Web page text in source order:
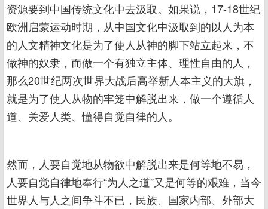
资源要到中国传统文化中去汲取。如果说，17-18世纪
欧洲启蒙运动时期，从中国文化中汲取到的以人为本
的人文精神文化是为了使人从神的脚下站立起来，不
做神的奴隶，而做一个有独立主体、理性自由的人，
那么20世纪两次世界大战后高举新人本主义的大旗，
就是为了使人从物的牢笼中解脱出来，做一个遵循人
道、关爱人类、懂得自觉自律的人。
然而，人要自觉地从物欲中解脱出来是何等地不易，
人要自觉自律地奉行“为人之道”又是何等的艰难，当今
世界人与人之间争斗不已，民族、国家内部、外部大